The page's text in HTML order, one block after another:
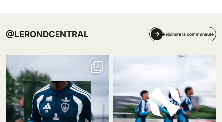
@LERONDCENTRAL Rejoindre la communauté